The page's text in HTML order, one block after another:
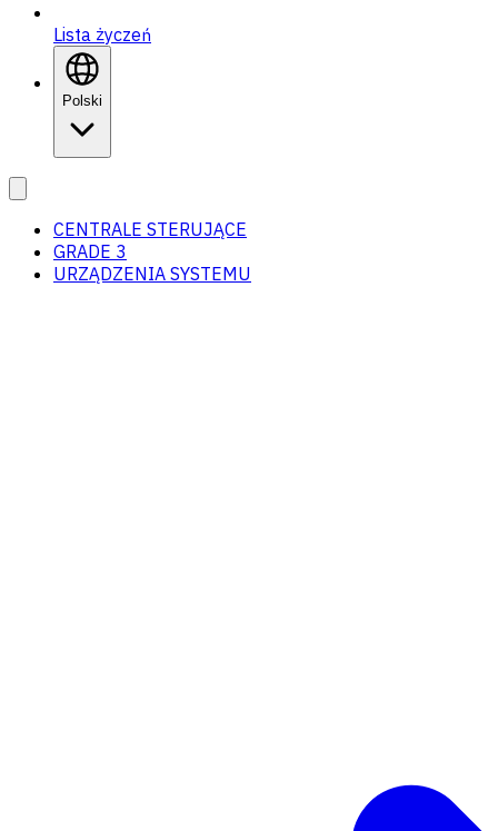
Lista życzeń
Polski
CENTRALE STERUJĄCE
GRADE 3
URZĄDZENIA SYSTEMU